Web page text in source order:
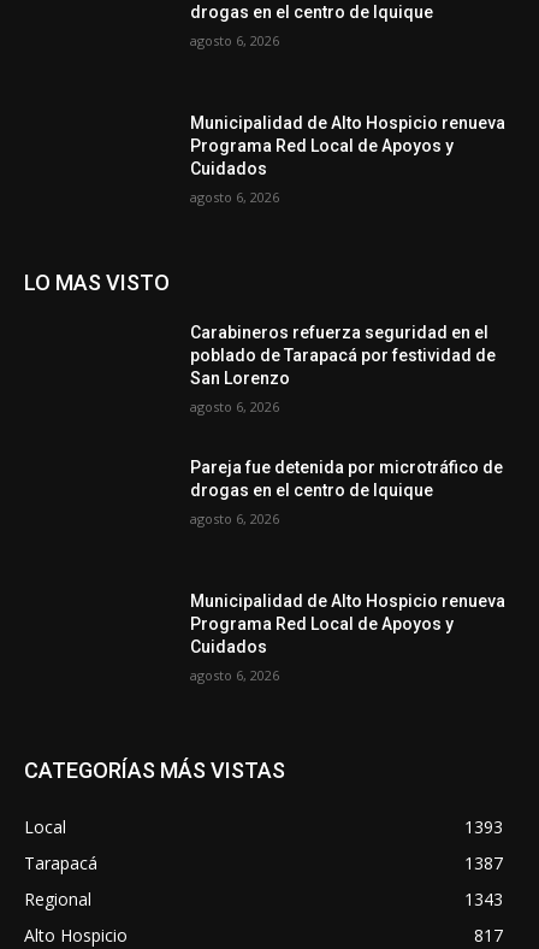
drogas en el centro de Iquique
agosto 6, 2026
Municipalidad de Alto Hospicio renueva
Programa Red Local de Apoyos y
Cuidados
agosto 6, 2026
LO MAS VISTO
Carabineros refuerza seguridad en el
poblado de Tarapacá por festividad de
San Lorenzo
agosto 6, 2026
Pareja fue detenida por microtráfico de
drogas en el centro de Iquique
agosto 6, 2026
Municipalidad de Alto Hospicio renueva
Programa Red Local de Apoyos y
Cuidados
agosto 6, 2026
CATEGORÍAS MÁS VISTAS
Local
1393
Tarapacá
1387
Regional
1343
Alto Hospicio
817